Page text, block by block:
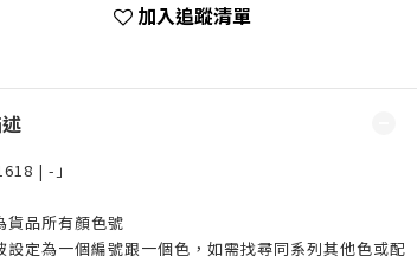
加入追蹤清單
| -」
貨品所有顏色號
設定為一個編號跟一個色，如需找尋同系列其他色或配